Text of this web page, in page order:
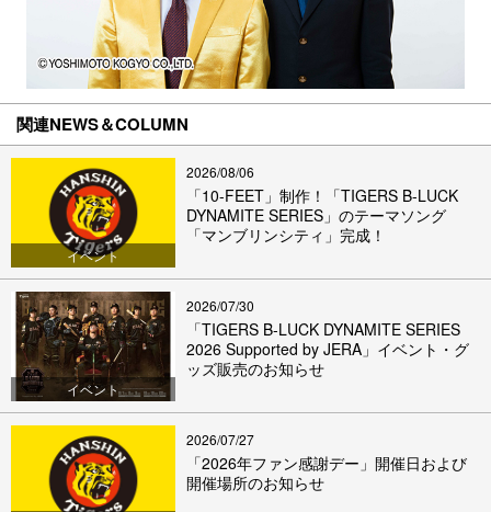
関連NEWS＆COLUMN
イベント
2026/08/06
「10-FEET」制作！「TIGERS B-LUCK
DYNAMITE SERIES」のテーマソング
「マンブリンシティ」完成！
イベント
2026/07/30
「TIGERS B-LUCK DYNAMITE SERIES
2026 Supported by JERA」イベント・グ
ッズ販売のお知らせ
2026/07/27
「2026年ファン感謝デー」開催日および
開催場所のお知らせ